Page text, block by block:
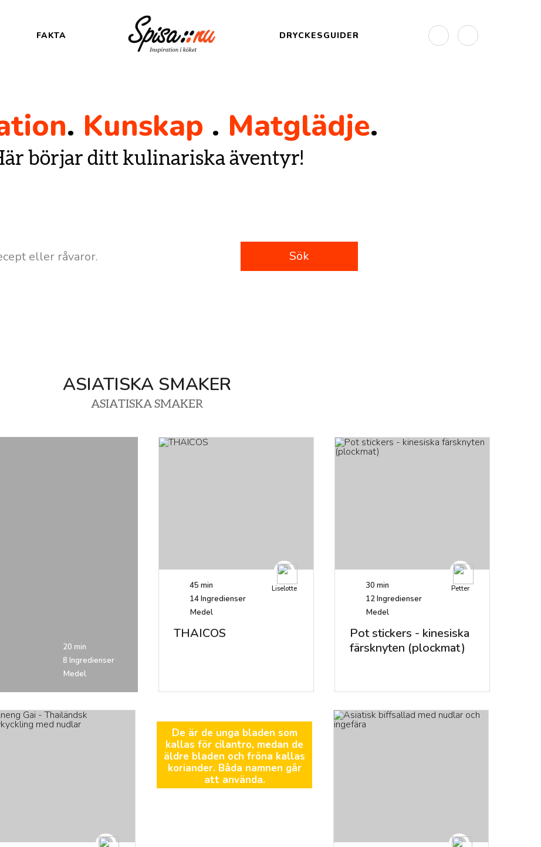
FAKTA DRYCKESGUIDER
. Kunskap . Matglädje.
börjar ditt kulinariska äventyr!
ASIATISKA SMAKER
ASIATISKA SMAKER
20 min
8 Ingredienser
Medel
45 min
14Ingredienser
Medel
THAICOS
Liselotte
30 min
12Ingredienser
Medel
Pot stickers - kinesiska
färsknyten (plockmat)
Petter
De är de unga bladen som
kallas för cilantro, medan de
äldre bladen och fröna kallas
koriander. Båda namnen går
att använda.